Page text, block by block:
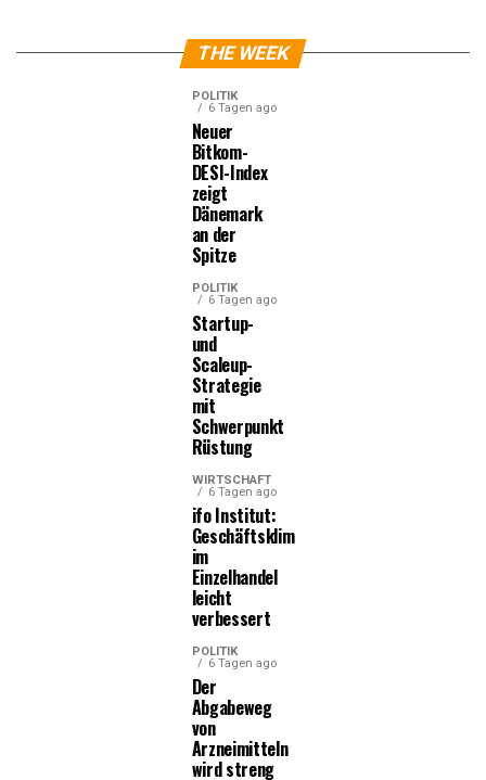
THE WEEK
POLITIK
6 Tagen ago
Neuer
Bitkom-
DESI-Index
zeigt
Dänemark
an der
Spitze
POLITIK
6 Tagen ago
Startup-
und
Scaleup-
Strategie
mit
Schwerpunkt
Rüstung
WIRTSCHAFT
6 Tagen ago
ifo Institut:
Geschäftsklima
im
Einzelhandel
leicht
verbessert
POLITIK
6 Tagen ago
Der
Abgabeweg
von
Arzneimitteln
wird streng